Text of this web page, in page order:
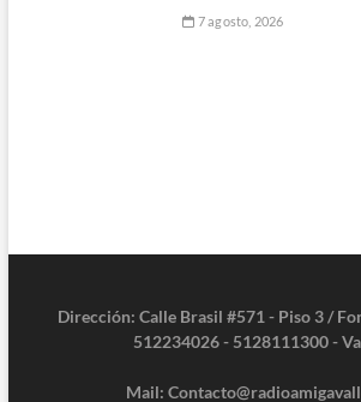
7 agosto, 2026
Dirección: Calle Brasil #571 - Piso 3 /
512234026 - 5128111300 -
Mail: